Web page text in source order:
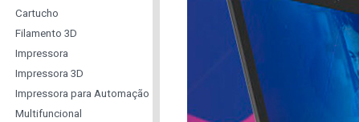
Cartucho
Filamento 3D
Impressora
Impressora 3D
Impressora para Automação
Multifuncional